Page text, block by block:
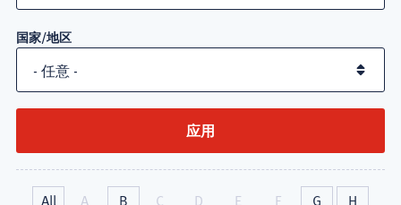
Primerus
人
身
伤
害
国家/地区
All A B C D E F G
H